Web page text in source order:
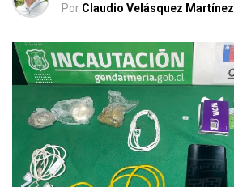
Por Claudio Velásquez Martínez